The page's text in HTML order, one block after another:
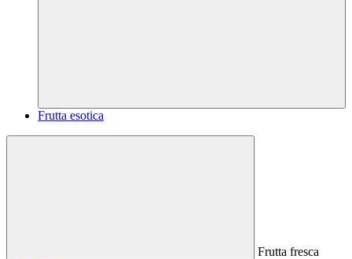
Frutta esotica
Frutta fresca